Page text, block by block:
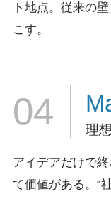
ト地点。 従来の
こす。
04 理
アイデアだけで
て価値がある。 “